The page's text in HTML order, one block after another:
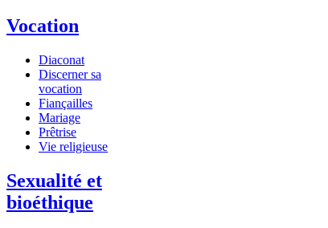
Vocation
Diaconat
Discerner sa
vocation
Fiançailles
Mariage
Prêtrise
Vie religieuse
Sexualité et
bioéthique